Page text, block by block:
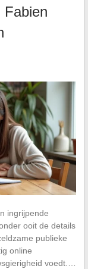
Fabien
ingrijpende
ooit de details
publieke
online
voedt.…